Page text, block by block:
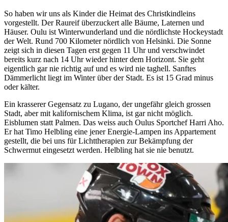
So haben wir uns als Kinder die Heimat des Christkindleins
vorgestellt. Der Raureif überzuckert alle Bäume, Laternen und
Häuser. Oulu ist Winterwunderland und die nördlichste Hockeystadt
der Welt. Rund 700 Kilometer nördlich von Helsinki. Die Sonne
zeigt sich in diesen Tagen erst gegen 11 Uhr und verschwindet
bereits kurz nach 14 Uhr wieder hinter dem Horizont. Sie geht
eigentlich gar nie richtig auf und es wird nie taghell. Sanftes
Dämmerlicht liegt im Winter über der Stadt. Es ist 15 Grad minus
oder kälter.
Ein krasserer Gegensatz zu Lugano, der ungefähr gleich grossen
Stadt, aber mit kalifornischem Klima, ist gar nicht möglich.
Eisblumen statt Palmen. Das weiss auch Oulus Sportchef Harri Aho.
Er hat Timo Helbling eine jener Energie-Lampen ins Appartement
gestellt, die bei uns für Lichttherapien zur Bekämpfung der
Schwermut eingesetzt werden. Helbling hat sie nie benutzt.